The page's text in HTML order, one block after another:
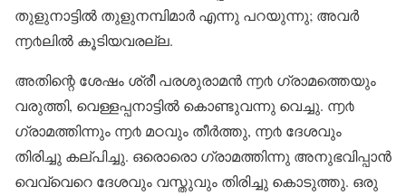
തുളുനാട്ടിൽ തുളുനമ്പിമാർ എന്നു പറയുന്നു; അവർ
൬൪ലിൽ കൂടിയവരല്ല.
അതിന്റെ ശേഷം ശ്രീ പരശുരാമൻ ൬൪ ഗ്രാമത്തെയും
വരുത്തി, വെള്ളപ്പനാട്ടിൽ കൊണ്ടുവന്നു വെച്ചു. ൬൪
ഗ്രാമത്തിന്നും ൬൪ മഠവും തീർത്തു, ൬൪ ദേശവും
തിരിച്ചു കല്പിച്ചു. ഒരൊരൊ ഗ്രാമത്തിന്നു അനുഭവിപ്പാൻ
വെവ്വെറെ ദേശവും വസ്തുവും തിരിച്ചു കൊടുത്തു. ഒരു